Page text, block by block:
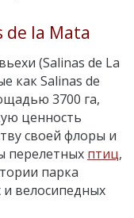
de la Mata
(Salinas de La
как Salinas de
3700 га,
ценность
своей флоры и
перелетных птиц,
парка
велосипедных